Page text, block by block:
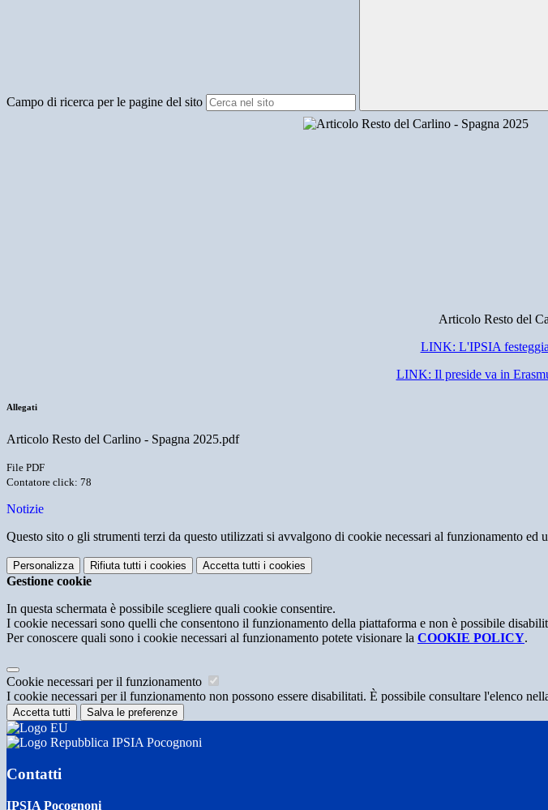
Campo di ricerca per le pagine del sito
Articolo Resto del
LINK: L'IPSIA
LINK: Il preside va in
Allegati
Articolo Resto del Carlino - Spagna 2025.pdf
File PDF
Contatore click: 78
Notizie
Questo sito o gli strumenti terzi da questo utilizzati si avvalgono di cookie necessari al funzionamento ed
Personalizza Rifiuta tutti i cookies Accetta tutti i cookies
Gestione cookie
In questa schermata è possibile scegliere quali cookie consentire.
I cookie necessari sono quelli che consentono il funzionamento della piattaforma e non è possibile
Per conoscere quali sono i cookie necessari al funzionamento potete visionare la COOKIE POLICY.
Cookie necessari per il funzionamento
I cookie necessari per il funzionamento non possono essere disabilitati. È possibile consultare l'elenco
Accetta tutti Salva le preferenze
IPSIA Pocognoni
Contatti
IPSIA Pocognoni